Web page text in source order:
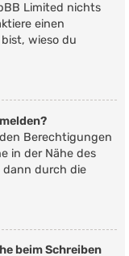
Limited nichts
einen
wieso du
Berechtigungen
in der Nähe des
dann durch die
beim Schreiben